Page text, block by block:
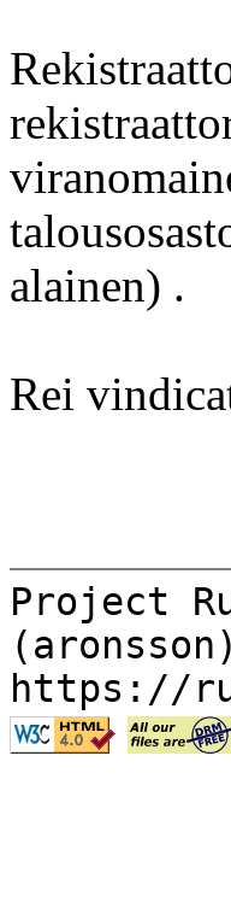
alainen) .
Rei
Project
https://